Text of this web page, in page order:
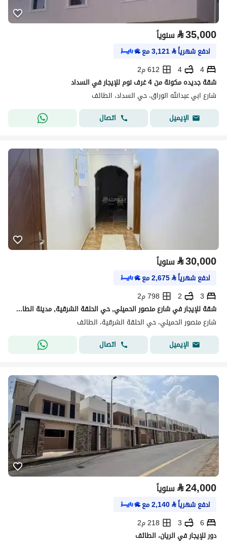
⃁35,000 سنوياً
ادفع شهرياً⃁
3,121مع
4
4
612 م2
شقة جديده مكونة من 4 غرف نوم للإيجار في السداد
شارع ابي عبدالله الوراق، حي السداد، الطائف
الإيميل
اتصال
⃁30,000 سنوياً
ادفع شهرياً⃁
2,675مع
3
2
798 م2
شقة للإيجار في شارع منصور الحميلي, حي الحلقة الشرقية, مدينة الطائف
شارع منصور الحميلي، حي الحلقة الشرقية، الطائف
الإيميل
اتصال
⃁24,000 سنوياً
ادفع شهرياً⃁
2,140مع
6
3
218 م2
دور للإيجار في الريان، الطائف